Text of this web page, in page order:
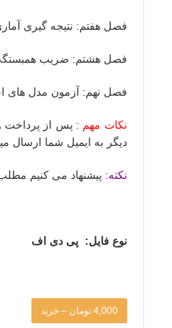
فصل هفتم: نتیجه گیری
فصل هشتم: ضریب
فصل نهم: آزمون مدل های
نکات مهم : پس از پرداخت
دیگر به ایمیل شما ارسال
نکته: پیشنهاد می کنیم
نوع فایل: پی دی اف
4,000 تومان – خرید